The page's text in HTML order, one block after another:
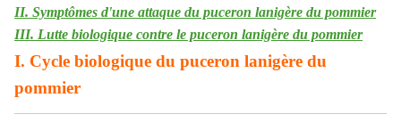
II. Symptômes d'une attaque du puceron lanigère du pommier
III. Lutte biologique contre le puceron lanigère du pommier
I. Cycle biologique du puceron lanigère du
pommier